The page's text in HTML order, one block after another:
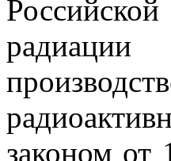
законом от